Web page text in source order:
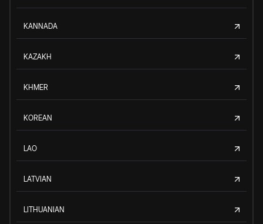
KANNADA
KAZAKH
KHMER
KOREAN
LAO
LATVIAN
LITHUANIAN